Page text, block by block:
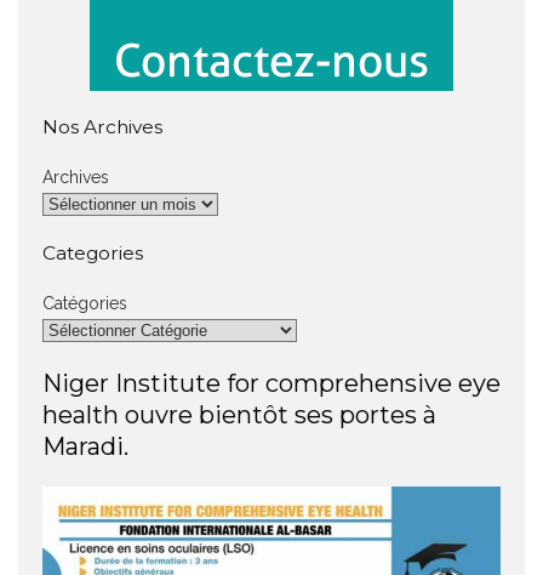
Nos Archives
Archives
Categories
Catégories
Niger Institute for comprehensive eye
health ouvre bientôt ses portes à
Maradi.